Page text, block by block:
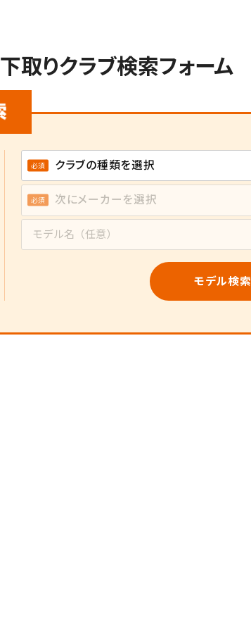
下取りクラブ検索フォーム
モデル検索